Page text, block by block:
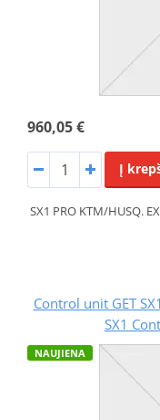
960,05 €
Į
SX1 PRO KTM/HUSQ.
Control unit GET
SX1
NAUJIENA